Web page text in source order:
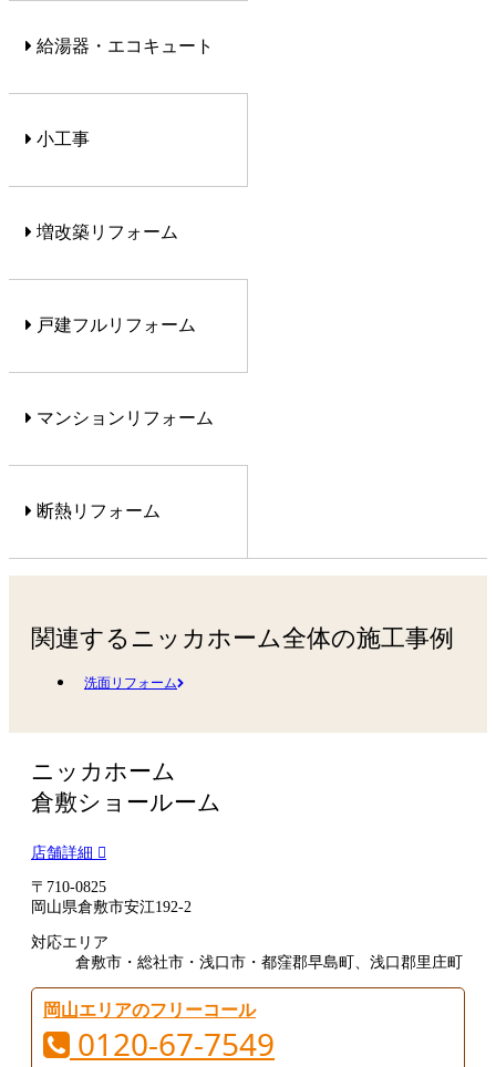
給湯器・エコキュート
小工事
増改築リフォーム
戸建フルリフォーム
マンションリフォーム
断熱リフォーム
関連するニッカホーム全体の施工事例
洗面リフォーム
ニッカホーム
倉敷ショールーム
店舗詳細
〒710-0825
岡山県倉敷市安江192-2
対応エリア
倉敷市・総社市・浅口市・都窪郡早島町、浅口郡里庄町
岡山エリアのフリーコール
0120-67-7549